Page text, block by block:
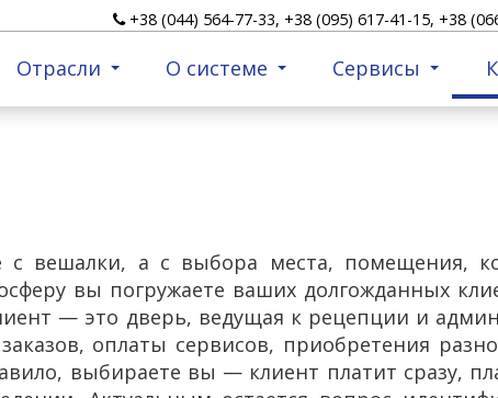
+38 (044) 564-77-33, +38 (095) 617-41-15, +38
Отрасли О системе Сервисы
с вешалки, а с выбора места, помещения,
вы погружаете ваших долгожданных
— это дверь, ведущая к рецепции и
оплаты сервисов, приобретения
выбираете вы — клиент платит сразу,